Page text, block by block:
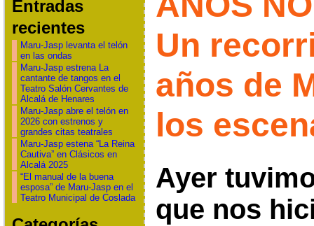
Entradas
recientes
Maru-Jasp levanta el telón
en las ondas
Maru-Jasp estrena La
cantante de tangos en el
Teatro Salón Cervantes de
Alcalá de Henares
Maru-Jasp abre el telón en
2026 con estrenos y
grandes citas teatrales
Maru-Jasp estena “La Reina
Cautiva” en Clásicos en
Alcalá 2025
“El manual de la buena
esposa” de Maru-Jasp en el
Teatro Municipal de Coslada
Un
años de
los
Ayer
que nos